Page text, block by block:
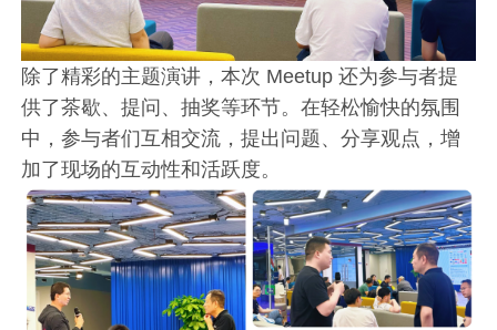
除了精彩的主题演讲，本次 Meetup 还为参与者提
供了茶歇、提问、抽奖等环节。在轻松愉快的氛围
中，参与者们互相交流，提出问题、分享观点，增
加了现场的互动性和活跃度。